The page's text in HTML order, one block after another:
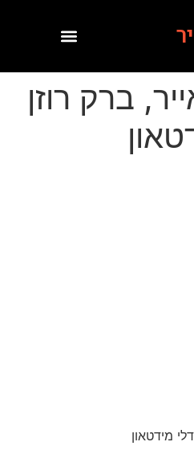
ברק רוזן
מידטאון